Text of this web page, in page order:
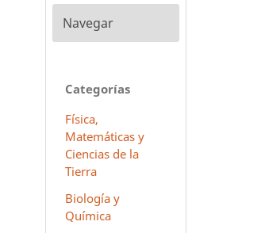
Navegar
Categorías
Física,
Matemáticas y
Ciencias de la
Tierra
Biología y
Química